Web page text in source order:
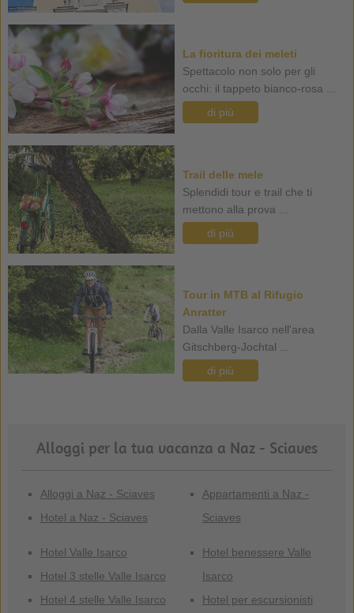
La fioritura dei meleti
Spettacolo non solo per gli
occhi: il tappeto bianco-rosa ...
di più
Trail delle mele
Splendidi tour e trail che ti
mettono alla prova ...
di più
Tour in MTB al Rifugio
Anratter
Dalla Valle Isarco nell'area
Gitschberg-Jochtal ...
di più
Alloggi per la tua vacanza a Naz - Sciaves
Alloggi a Naz - Sciaves
Hotel a Naz - Sciaves
Appartamenti a Naz -
Sciaves
Hotel Valle Isarco
Hotel 3 stelle Valle Isarco
Hotel 4 stelle Valle Isarco
Hotel benessere Valle
Isarco
Hotel per escursionisti